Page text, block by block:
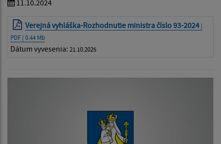
11.10.2024
Verejná vyhláška-Rozhodnutie ministra číslo 93-2024 |
PDF | 0.44 Mb
Dátum vyvesenia: 21.10.2025